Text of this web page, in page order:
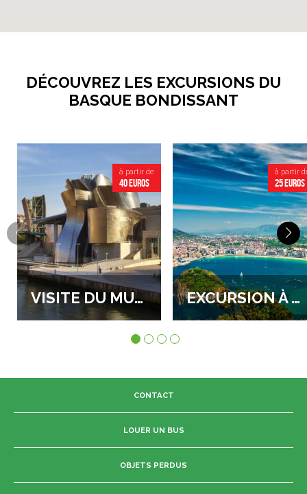
DÉCOUVREZ LES EXCURSIONS DU
BASQUE BONDISSANT
à partir de
40 euros
VISITE DU MUSÉE GUGGENHEIM
à partir
25 euros
EXCURSION À SAN SEBASTIAN
CONTACT
LOUER UN BUS
OBJETS PERDUS